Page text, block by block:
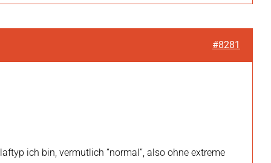
#8281
ich bin, vermutlich “normal”, also ohne extreme